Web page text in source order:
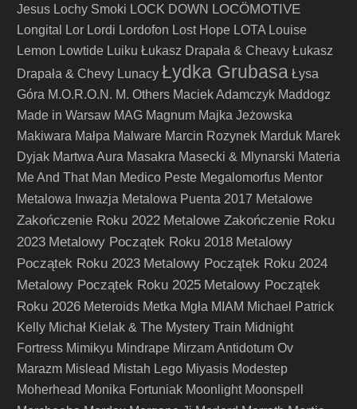
Jesus Lochy Smoki LOCK DOWN LOCÖMOTIVE
Longital Lor Lordi Lordofon Lost Hope LOTA Louise
Lemon Lowtide Luiku Łukasz Drapała & Cheavy Łukasz
Drapała & Chevy Lunacy Łydka Grubasa Łysa
Góra M.O.R.O.N. M. Others Maciek Adamczyk Maddogz
Made in Warsaw MAG Magnum Majka Jeżowska
Makiwara Małpa Malware Marcin Rozynek Marduk Marek
Dyjak Martwa Aura Masakra Masecki & Mlynarski Materia
Me And That Man Medico Peste Megalomorfus Mentor
Metalowa Inwazja Metalowa Puenta 2017 Metalowe
Zakończenie Roku 2022 Metalowe Zakończenie Roku
2023 Metalowy Początek Roku 2018 Metalowy
Początek Roku 2023 Metalowy Początek Roku 2024
Metalowy Początek Roku 2025 Metalowy Początek
Roku 2026 Meteroids Metka Mgła MIAM Michael Patrick
Kelly Michał Kielak & The Mystery Train Midnight
Fortress Mimikyu Mindrape Mirzam Antidotum Ov
Marazm Mislead Mistah Lego Miyasis Modestep
Moherhead Monika Fortuniak Moonlight Moonspell